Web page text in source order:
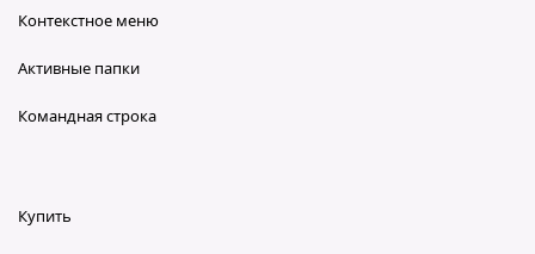
Контекстное меню
Активные папки
Командная строка
Купить